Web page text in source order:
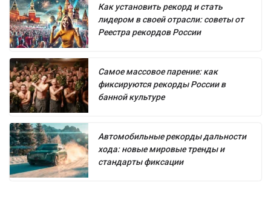
Как установить рекорд и стать
лидером в своей отрасли: советы от
Реестра рекордов России
Самое массовое парение: как
фиксируются рекорды России в
банной культуре
Автомобильные рекорды дальности
хода: новые мировые тренды и
стандарты фиксации